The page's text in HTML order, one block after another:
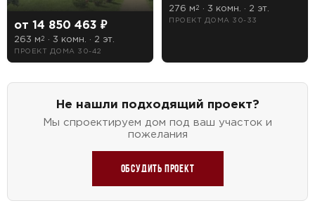
от 14 850 463 ₽
263 м2 · 3 комн. · 2 эт.
ПРОЕКТ ДОМА 30-42
276 м2 · 3 комн. · 2 эт.
ПРОЕКТ ДОМА 30-33
Не нашли подходящий проект?
Мы спроектируем дом под ваш участок и
пожелания
Обсудить проект
Рассчитать стоимость